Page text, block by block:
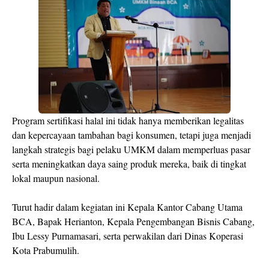
Program sertifikasi halal ini tidak hanya memberikan legalitas
dan kepercayaan tambahan bagi konsumen, tetapi juga menjadi
langkah strategis bagi pelaku UMKM dalam memperluas pasar
serta meningkatkan daya saing produk mereka, baik di tingkat
lokal maupun nasional.
Turut hadir dalam kegiatan ini Kepala Kantor Cabang Utama
BCA, Bapak Herianton, Kepala Pengembangan Bisnis Cabang,
Ibu Lessy Purnamasari, serta perwakilan dari Dinas Koperasi
Kota Prabumulih.